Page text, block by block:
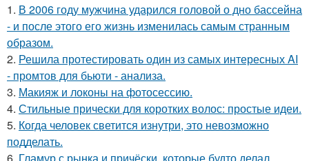
1. В 2006 году мужчина ударился головой о дно бассейна
- и после этого его жизнь изменилась самым странным
образом.
2. Решила протестировать один из самых интересных AI
- промтов для бьюти - анализа.
3. Макияж и локоны на фотосессию.
4. Стильные прически для коротких волос: простые идеи.
5. Когда человек светится изнутри, это невозможно
подделать.
6. Гламур с рынка и причёски, которые будто делал